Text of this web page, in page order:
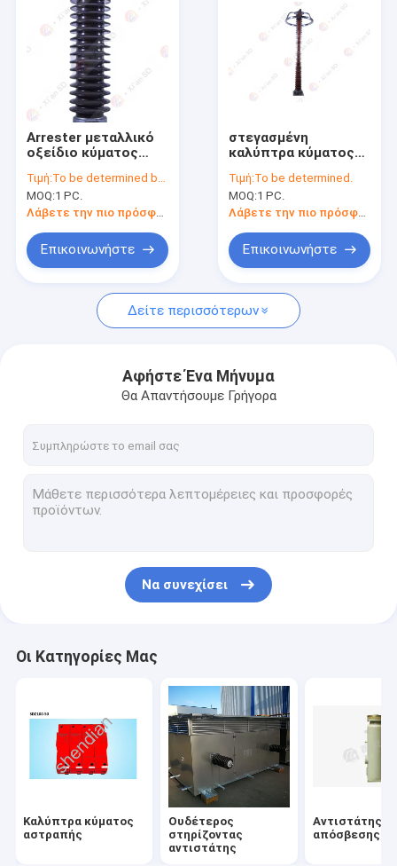
Προϊόντα
Περίπου εμείς
Γύρος εργοστασίων
Ποιοτικός έλεγχος
Περιπτώσεις
Καλύπτρα κύματος αστραπής
Αντιστάτης απόσβεσης
Καλύπτρα ΣΥΝΕΧΟΥΣ κύματος
Αντίσταση μαλακής εκκίνησης
Δροσισμένος νερό αντιστάτης
Βαθμολογημένος ικανότητα δακτύλιος
Μέση λήξη καλωδίων τάσης
Μέσος μονωτής τάσης
Μονωμένο τμήμα μηχανισμών διανομής των MV αέριο
Arrester μεταλλικό
οξείδιο κύματος
αστραπής 27.5kV
Gapless
Τιμή:To be determined by type and quantity.
MOQ:1 PC.
Λάβετε την πιο πρόσφατη τιμή
Επικοινωνήστε
στεγασμένη
καλύπτρα κύματος
Gapless πολυμερές
σώμα για τον
υποσταθμό
Τιμή:To be determined.
MOQ:1 PC.
Λάβετε την πιο πρόσφατη τιμή
Επικοινωνήστε
Δείτε περισσότερων
Αφήστε Ένα Μήνυμα
Θα Απαντήσουμε Γρήγορα
Να συνεχίσει
Οι Κατηγορίες Μας
Καλύπτρα κύματος
αστραπής
Ουδέτερος
στηρίζοντας
αντιστάτης
Αντιστάτης
απόσβεσης